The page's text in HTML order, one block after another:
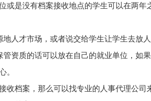
或是没有档案接收地点的学生可以在两年
人才市场，或者说交给学生让学生去放人
资质的话可以放在自己的就业单位，如
档案，那么可以找专业的人事代理公司